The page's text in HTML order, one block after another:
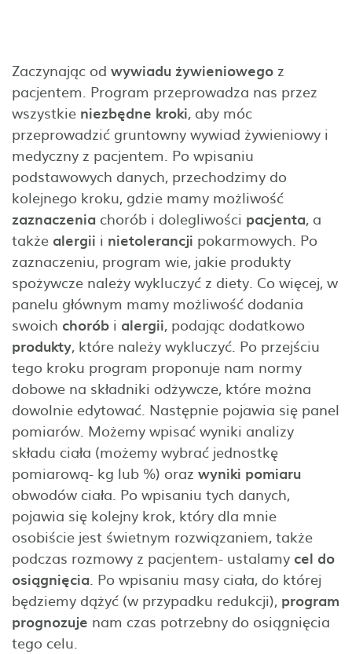
Zaczynając od wywiadużywieniowego z
pacjentem. Program przeprowadza nas przez
wszystkie niezbędne kroki, aby móc
przeprowadzić gruntowny wywiad żywieniowy i
medyczny z pacjentem. Po wpisaniu
podstawowych danych, przechodzimy do
kolejnego kroku, gdzie mamy możliwość
zaznaczenia chorób i dolegliwości pacjenta, a
także alergii i nietolerancji pokarmowych. Po
zaznaczeniu, program wie, jakie produkty
spożywcze należy wykluczyć z diety. Co więcej, w
panelu głównym mamy możliwość dodania
swoich chorób i alergii, podając dodatkowo
produkty, które należy wykluczyć. Po przejściu
tego kroku program proponuje nam normy
dobowe na składniki odżywcze, które można
dowolnie edytować. Następnie pojawia się panel
pomiarów. Możemy wpisać wyniki analizy
składu ciała (możemy wybrać jednostkę
pomiarową- kg lub %) oraz wyniki pomiaru
obwodów ciała. Po wpisaniu tych danych,
pojawia się kolejny krok, który dla mnie
osobiście jest świetnym rozwiązaniem, także
podczas rozmowy z pacjentem- ustalamy cel do
osiągnięcia. Po wpisaniu masy ciała, do której
będziemy dążyć (w przypadku redukcji), program
prognozuje nam czas potrzebny do osiągnięcia
tego celu.